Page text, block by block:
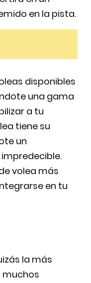
en la pista.
disponibles
una gama
a tu
tiene su
un
volea más
en tu
la más
muchos